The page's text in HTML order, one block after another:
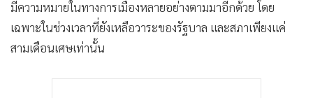
มีความหมายในทางการเมืองหลายอย่างตามมาอีกด้วย โดย
เฉพาะในช่วงเวลาที่ยังเหลือวาระของรัฐบาล และสภาเพียงแค่
สามเดือนเศษเท่านั้น